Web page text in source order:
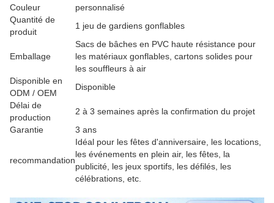
Couleur
personnalisé
Quantité de
produit
1 jeu de gardiens gonflables
Emballage
Sacs de bâches en PVC haute résistance pour
les matériaux gonflables, cartons solides pour
les souffleurs à air
Disponible en
ODM / OEM
Disponible
Délai de
production
2 à 3 semaines après la confirmation du projet
Garantie
3 ans
recommandation
Idéal pour les fêtes d'anniversaire, les locations,
les événements en plein air, les fêtes, la
publicité, les jeux sportifs, les défilés, les
célébrations, etc.